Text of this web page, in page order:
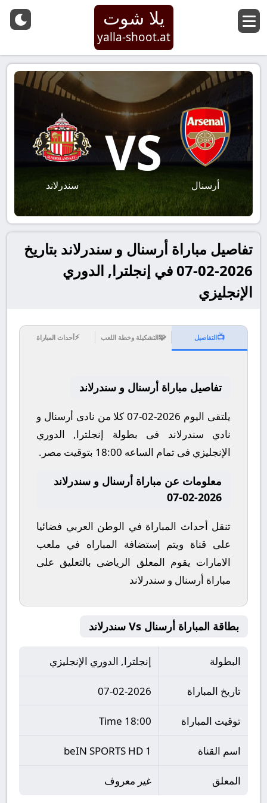
يلا شوت
yalla-shoot.at
أرسنال
VS
سندرلاند
تفاصيل مباراة أرسنال و سندرلاند بتاريخ
2026-02-07 في إنجلترا, الدوري
الإنجليزي
📺التفاصيل 🧩التشكيلة وخطة اللعب ⚡أحداث المباراة
تفاصيل مباراة أرسنال و سندرلاند
يلتقى اليوم 2026-02-07 كلا من نادى أرسنال و
نادي سندرلاند فى بطولة إنجلترا, الدوري
الإنجليزي فى تمام الساعه 18:00 بتوقيت مصر.
معلومات عن مباراة أرسنال و سندرلاند
2026-02-07
تنقل أحداث المباراة في الوطن العربي فضائيا
على قناة ويتم إستضافة المباراه في ملعب
الامارات يقوم المعلق الرياضى بالتعليق على
مباراة أرسنال و سندرلاند
بطاقة المباراة أرسنال Vs سندرلاند
البطولة إنجلترا, الدوري الإنجليزي
تاريخ المباراة 07-02-2026
توقيت المباراة 18:00 Time
اسم القناة beIN SPORTS HD 1
المعلق غير معروف